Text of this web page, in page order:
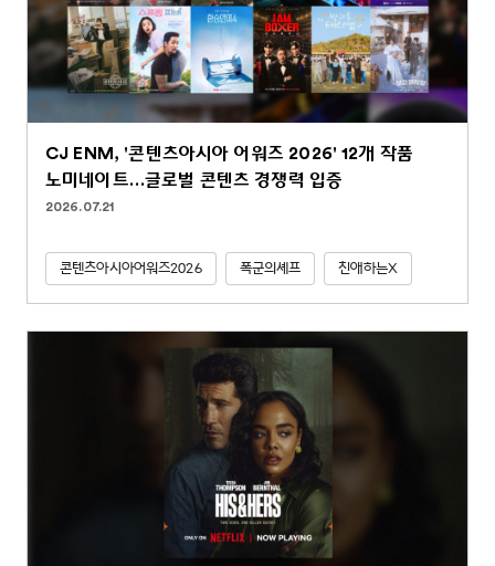
CJ ENM, '콘텐츠아시아 어워즈 2026' 12개 작품
노미네이트…글로벌 콘텐츠 경쟁력 입증
2026.07.21
콘텐츠아시아어워즈2026 폭군의셰프 친애하는X